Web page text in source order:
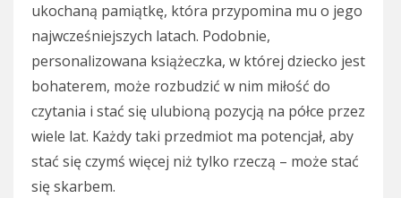
ukochaną pamiątkę, która przypomina mu o jego
najwcześniejszych latach. Podobnie,
personalizowana książeczka, w której dziecko jest
bohaterem, może rozbudzić w nim miłość do
czytania i stać się ulubioną pozycją na półce przez
wiele lat. Każdy taki przedmiot ma potencjał, aby
stać się czymś więcej niż tylko rzeczą – może stać
się skarbem.